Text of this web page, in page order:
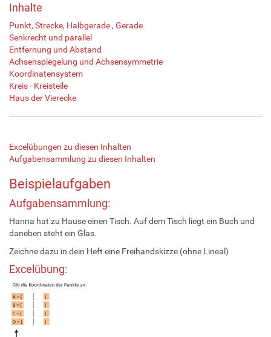
Inhalte
Punkt, Strecke, Halbgerade , Gerade
Senkrecht und parallel
Entfernung und Abstand
Achsenspiegelung und Achsensymmetrie
Koordinatensystem
Kreis - Kreisteile
Haus der Vierecke
Excelübungen zu diesen Inhalten
Aufgabensammlung zu diesen Inhalten
Beispielaufgaben
Aufgabensammlung:
Hanna hat zu Hause einen Tisch. Auf dem Tisch liegt ein Buch und
daneben steht ein Glas.
Zeichne dazu in dein Heft eine Freihandskizze (ohne Lineal)
Excelübung: